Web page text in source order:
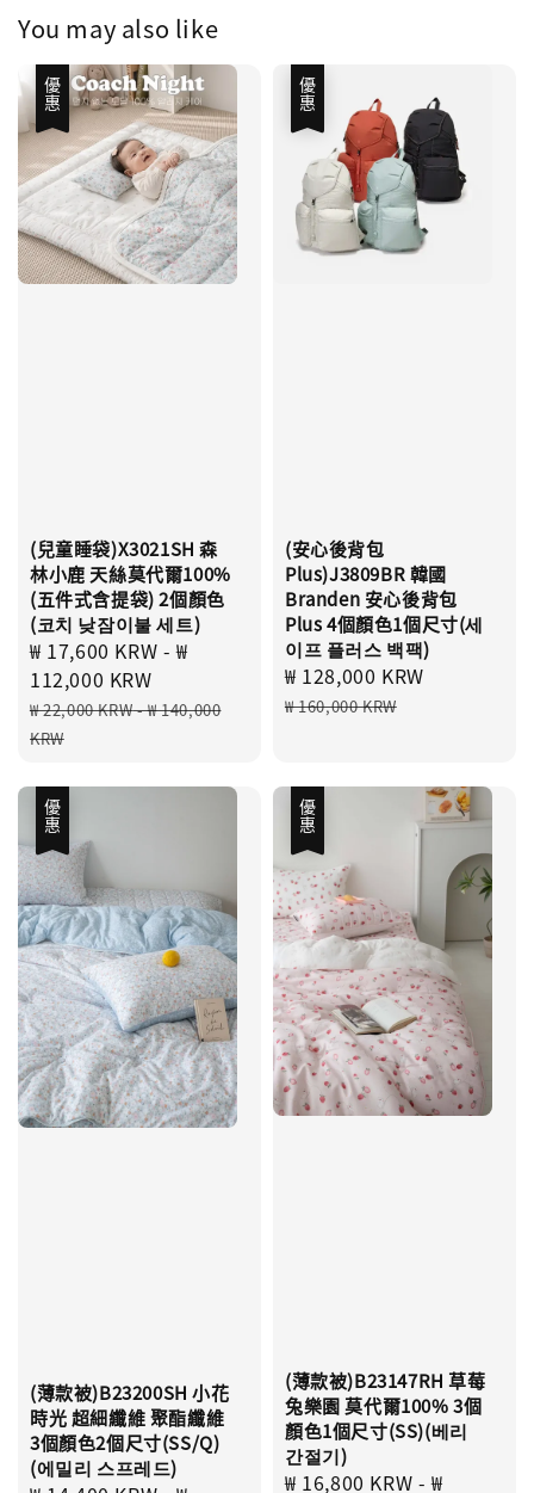
You may also like
優惠
(兒童睡袋)X3021SH 森
林小鹿 天絲莫代爾100%
(五件式含提袋) 2個顏色
(코치 낮잠이불 세트)
Sale
price
₩ 17,600 KRW -₩
112,000 KRW
Regular
price
₩ 22,000 KRW-₩ 140,000
KRW
優惠
(安心後背包
Plus)J3809BR 韓國
Branden 安心後背包
Plus 4個顏色1個尺寸(세
이프 플러스 백팩)
Sale
price
₩ 128,000 KRW
₩ 160,000 KRW
優惠
(薄款被)B23200SH 小花
時光 超細纖維 聚酯纖維
3個顏色2個尺寸(SS/Q)
(에밀리 스프레드)
優惠
(薄款被)B23147RH 草莓
兔樂園 莫代爾100% 3個
顏色1個尺寸(SS)(베리
간절기)
Sale
₩ 16,800 KRW -₩